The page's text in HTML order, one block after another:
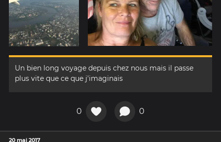
Un bien long voyage depuis chez nous mais il passe
plus vite que ce que j'imaginais
0 0
20 mai 2017